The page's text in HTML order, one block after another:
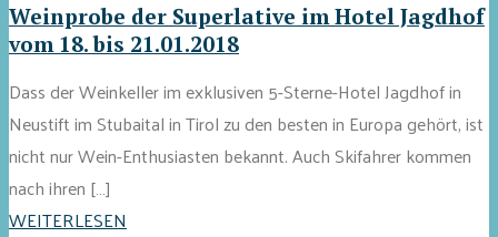
Weinprobe der Superlative im Hotel Jagdhof
vom 18. bis 21.01.2018
Dass der Weinkeller im exklusiven 5-Sterne-Hotel Jagdhof in
Neustift im Stubaital in Tirol zu den besten in Europa gehört, ist
nicht nur Wein-Enthusiasten bekannt. Auch Skifahrer kommen
nach ihren […]
WEITERLESEN